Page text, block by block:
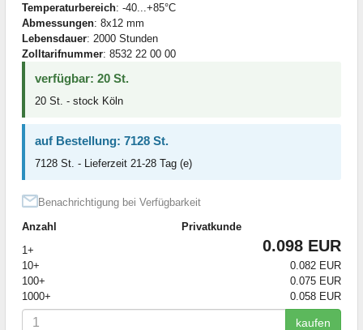
Temperaturbereich: -40...+85°C
Abmessungen: 8x12 mm
Lebensdauer: 2000 Stunden
Zolltarifnummer: 8532 22 00 00
verfügbar: 20 St.
20 St. - stock Köln
auf Bestellung: 7128 St.
7128 St. - Lieferzeit 21-28 Tag (e)
Benachrichtigung bei Verfügbarkeit
Anzahl
Privatkunde
1+
0.098 EUR
10+
0.082 EUR
100+
0.075 EUR
1000+
0.058 EUR
kaufen